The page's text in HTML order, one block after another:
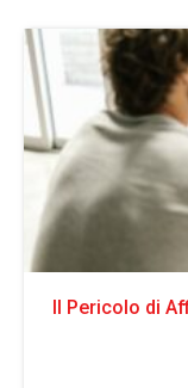
Il Pericolo di